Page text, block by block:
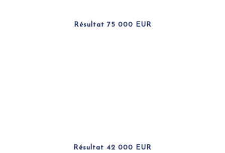
Résultat 75 000 EUR
Résultat 42 000 EUR